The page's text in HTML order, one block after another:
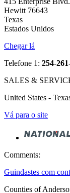
Hewitt 76643
Texas
Estados Unidos
Chegar lá
Telefone 1: 254-
SALES &
United States -
Vá para o site
Comments:
Guindastes com
Counties of